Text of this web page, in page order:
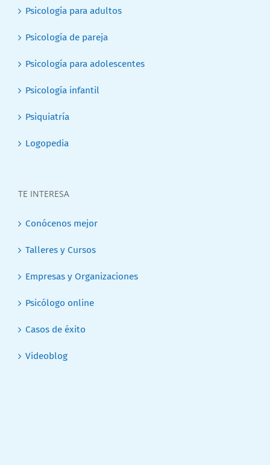
Psicología para adultos
Psicología de pareja
Psicología para adolescentes
Psicología infantil
Psiquiatría
Logopedia
TE INTERESA
Conócenos mejor
Talleres y Cursos
Empresas y Organizaciones
Psicólogo online
Casos de éxito
Videoblog